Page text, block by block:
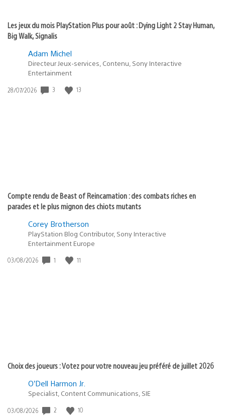
Les jeux du mois PlayStation Plus pour août : Dying Light 2 Stay Human,
Big Walk, Signalis
Adam Michel
Directeur Jeux-services, Contenu, Sony Interactive
Entertainment
Date
28/07/2026 3 13
Compte rendu de Beast of Reincarnation : des combats riches en
parades et le plus mignon des chiots mutants
Corey Brotherson
PlayStation Blog Contributor, Sony Interactive
Entertainment Europe
Date
03/08/2026 1 11
Choix des joueurs : Votez pour votre nouveau jeu préféré de juillet 2026
O’Dell Harmon Jr.
Specialist, Content Communications, SIE
Date
03/08/2026 2 10